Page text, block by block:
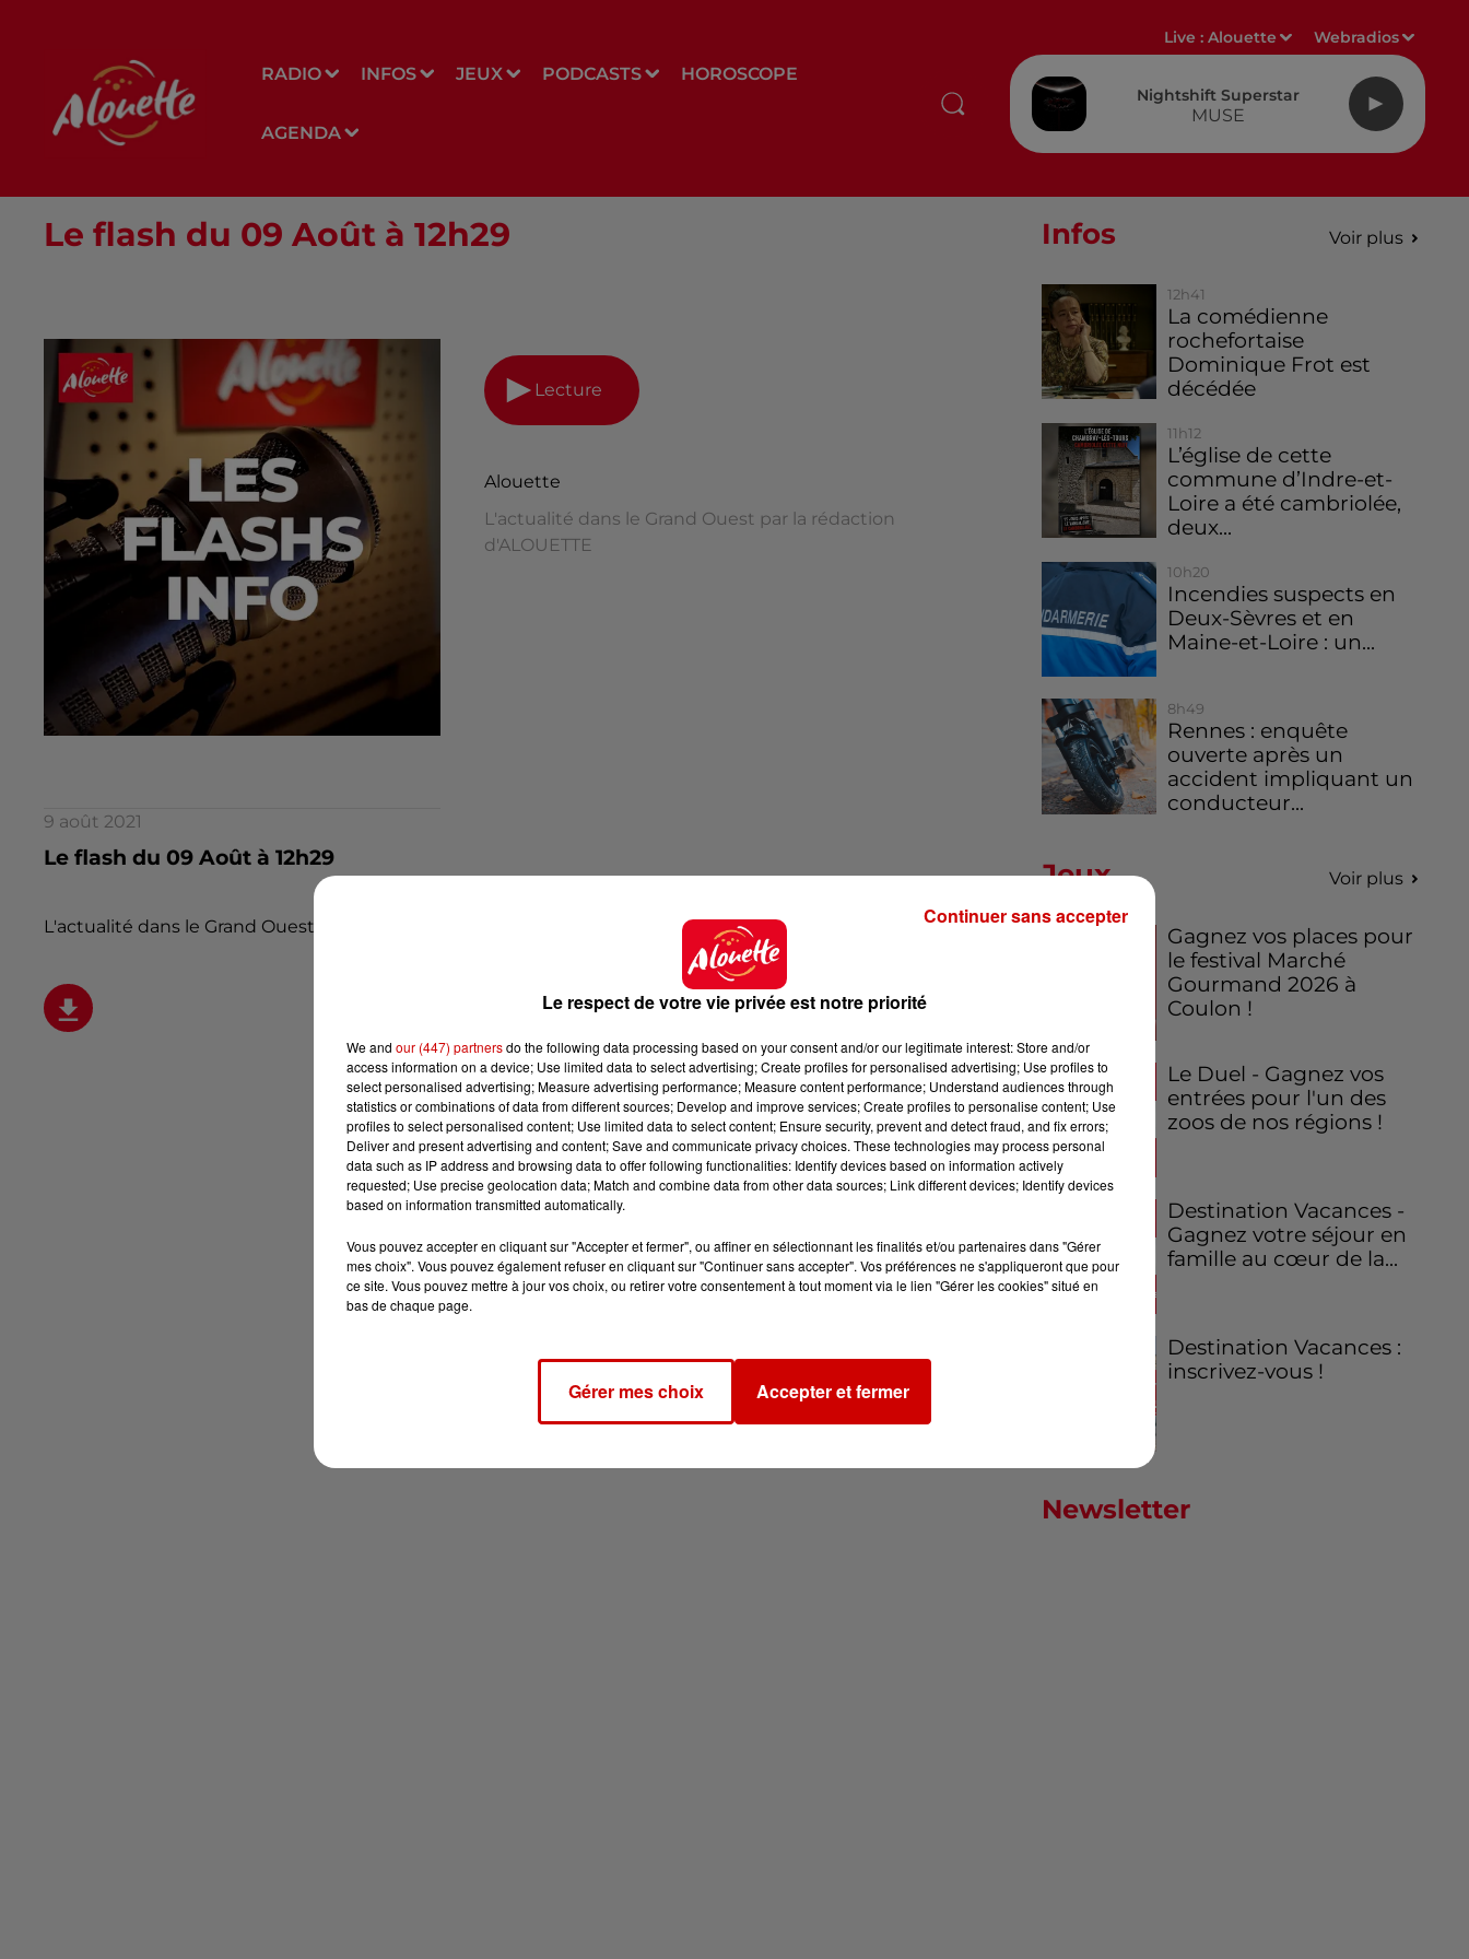
RADIO INFOS JEUX PODCASTS HOROSCOPE
AGENDA
Live :Alouette Webradios
Nightshift Superstar
MUSE
Le flash du 09 Août à 12h29
Lecture
Alouette
L'actualité dans le Grand Ouest par la rédaction
d'ALOUETTE
9 août 2021
Le flash du 09 Août à 12h29
L'actualité dans le Grand Ouest par la rédaction d'ALOUETTE
Infos Voir plus
12h41
La comédienne
rochefortaise
Dominique Frot est
décédée
11h12
L’église de cette
commune d’Indre-et-
Loire a été cambriolée,
deux...
10h20
Incendies suspects en
Deux-Sèvres et en
Maine-et-Loire : un...
8h49
Rennes : enquête
ouverte après un
accident impliquant un
conducteur...
Jeux Voir plus
Gagnez vos places pour
le festival Marché
Gourmand 2026 à
Coulon !
Le Duel - Gagnez vos
entrées pour l'un des
zoos de nos régions !
Destination Vacances -
Gagnez votre séjour en
famille au cœur de la...
Destination Vacances :
inscrivez-vous !
Newsletter
Le respect de votre vie privée est notre priorité
We and our (447) partnersdo the following data processing based on your consent and/or our legitimate interest: Store and/or
access information on a device; Use limited data to select advertising; Create profiles for personalised advertising; Use profiles to
select personalised advertising; Measure advertising performance; Measure content performance; Understand audiences through
statistics or combinations of data from different sources; Develop and improve services; Create profiles to personalise content; Use
profiles to select personalised content; Use limited data to select content; Ensure security, prevent and detect fraud, and fix errors;
Deliver and present advertising and content; Save and communicate privacy choices. These technologies may process personal
data such as IP address and browsing data to offer following functionalities: Identify devices based on information actively
requested; Use precise geolocation data; Match and combine data from other data sources; Link different devices; Identify devices
based on information transmitted automatically.
Vous pouvez accepter en cliquant sur "Accepter et fermer", ou affiner en sélectionnant les finalités et/ou partenaires dans "Gérer
mes choix". Vous pouvez également refuser en cliquant sur "Continuer sans accepter". Vos préférences ne s'appliqueront que pour
ce site. Vous pouvez mettre à jour vos choix, ou retirer votre consentement à tout moment via le lien "Gérer les cookies" situé en
bas de chaque page.
Gérer mes choix Accepter et fermer
Continuer sans accepter